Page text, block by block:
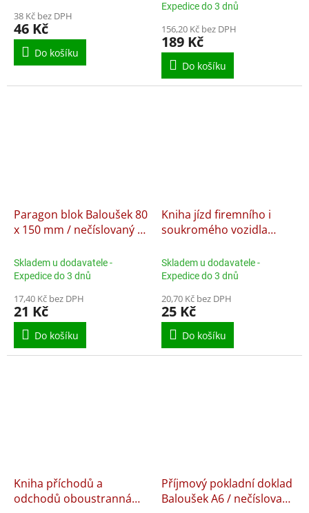
38 Kč bez DPH
46 Kč
Do košíku
Expedice do 3 dnů
156,20 Kč bez DPH
189 Kč
Do košíku
Paragon blok Baloušek 80
x 150 mm / nečíslovaný /
nepropisující
Skladem u dodavatele -
Expedice do 3 dnů
17,40 Kč bez DPH
21 Kč
Do košíku
Kniha jízd firemního i
soukromého vozidla
ET310, nepropisující
Skladem u dodavatele -
Expedice do 3 dnů
20,70 Kč bez DPH
25 Kč
Do košíku
Kniha příchodů a
odchodů oboustranná
Příjmový pokladní doklad
Baloušek A6 / nečíslovaný